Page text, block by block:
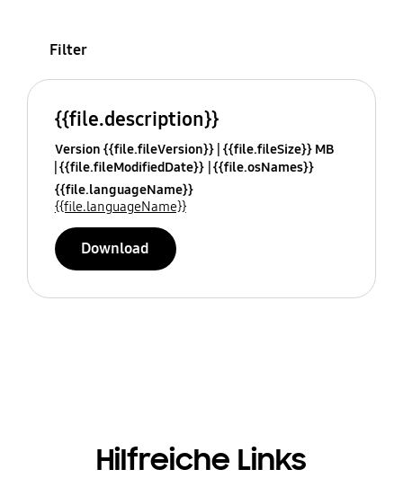
Filter
{{file.description}}
Version {{file.fileVersion}} {{file.fileSize}} MB
{{file.fileModifiedDate}} {{file.osNames}}
{{file.languageName}}
{{file.languageName}}
Download
Hilfreiche Links